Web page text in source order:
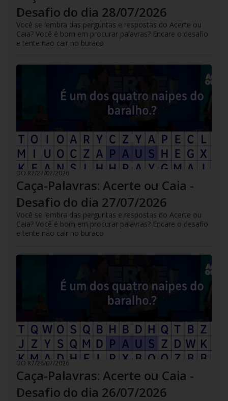
Desafio do dia 28/07/2026
Você se lembra das perguntas e respostas do Acerte ou
Caia? Você é bom em procurar palavras? Encare o desafio
e tente não cair no buraco
DO R7/27/07/2026
Caça-Palavras: Acerte ou Caia -
Desafio do dia 27/07/2026
Você se lembra das perguntas e respostas do Acerte ou
Caia? Você é bom em procurar palavras? Encare o desafio
e tente não cair no buraco
DO R7/26/07/2026
Caça-Palavras: Acerte ou Caia -
Desafio do dia 26/07/2026